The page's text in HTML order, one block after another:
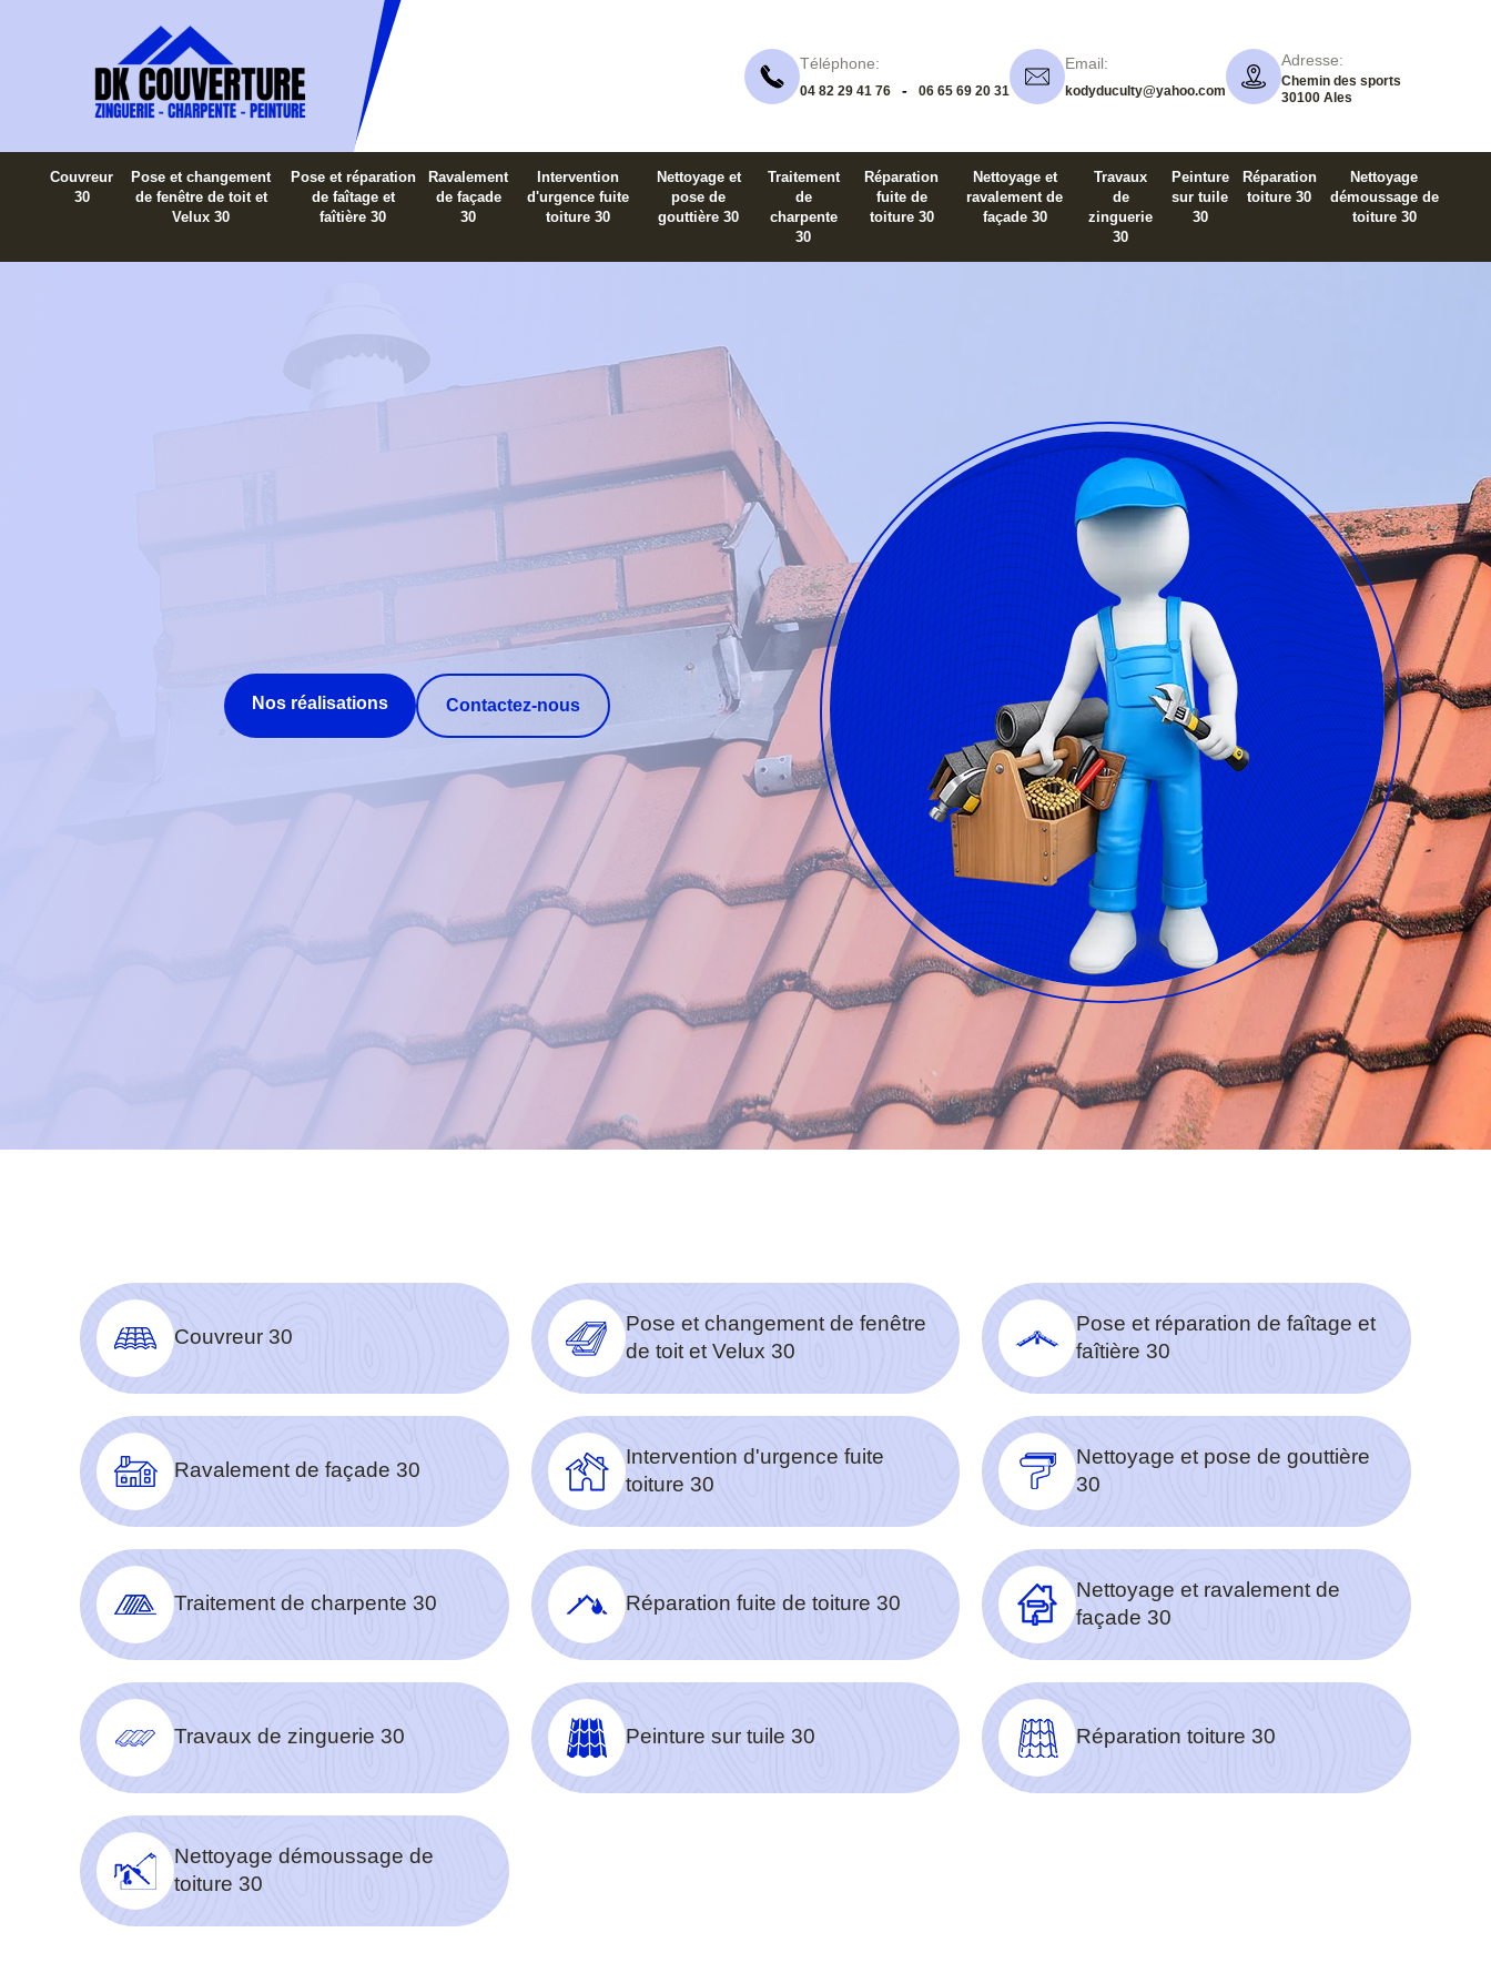
Téléphone:
04 82 29 41 76 - 06 65 69 20 31
Email:
kodyduculty@yahoo.com
Adresse:
Chemin des sports
30100 Ales
Couvreur
30
Pose et changement
de fenêtre de toit et
Velux 30
Pose et réparation
de faîtage et
faîtière 30
Ravalement
de façade
30
Intervention
d'urgence fuite
toiture 30
Nettoyage et
pose de
gouttière 30
Traitement
de
charpente
30
Réparation
fuite de
toiture 30
Nettoyage et
ravalement de
façade 30
Travaux
de
zinguerie
30
Peinture
sur tuile
30
Réparation
toiture 30
Nettoyage
démoussage de
toiture 30
Nos réalisations Contactez-nous
Couvreur 30
Pose et changement de fenêtre
de toit et Velux 30
Pose et réparation de faîtage et
faîtière 30
Ravalement de façade 30
Intervention d'urgence fuite
toiture 30
Nettoyage et pose de gouttière
30
Traitement de charpente 30 Réparation fuite de toiture 30
Nettoyage et ravalement de
façade 30
Travaux de zinguerie 30 Peinture sur tuile 30 Réparation toiture 30
Nettoyage démoussage de
toiture 30